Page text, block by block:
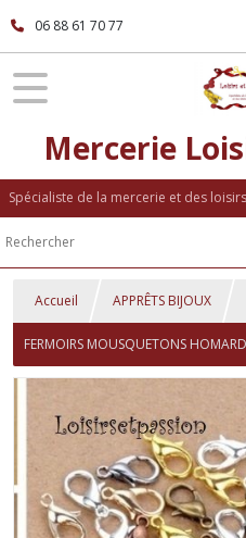
06 88 61 70 77
Mercerie
Spécialiste de la mercerie et des
Accueil APPRÊTS BIJOUX
FERMOIRS MOUSQUETONS
pièces, Argenté, Doré, cuivre, or
BIJOUX, Sans plomb, sans nickel